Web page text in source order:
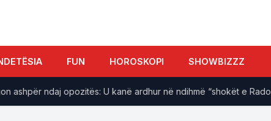
FUN HOROSKOPI SHOWBIZZZ
ndaj opozitës: U kanë ardhur në ndihmë “shokët e Radoiçiqit”